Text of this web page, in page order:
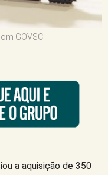
GOVSC
a aquisição de 350